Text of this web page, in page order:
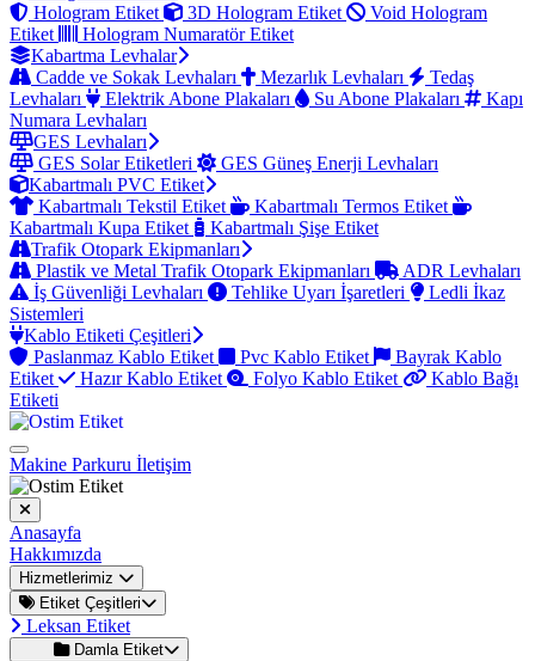
Hologram Etiket
3D Hologram Etiket
Void Hologram
Etiket
Hologram Numaratör Etiket
Kabartma Levhalar
Cadde ve Sokak Levhaları
Mezarlık Levhaları
Tedaş
Levhaları
Elektrik Abone Plakaları Su Abone Plakaları
Kapı
Numara Levhaları
GES Levhaları
GES Solar Etiketleri
GES Güneş Enerji Levhaları
Kabartmalı PVC Etiket
Kabartmalı Tekstil Etiket
Kabartmalı Termos Etiket
Kabartmalı Kupa Etiket
Kabartmalı Şişe Etiket
Trafik Otopark Ekipmanları
Plastik ve Metal Trafik Otopark Ekipmanları
ADR Levhaları
İş Güvenliği Levhaları
Tehlike Uyarı İşaretleri
Ledli İkaz
Sistemleri
Kablo Etiketi Çeşitleri
Paslanmaz Kablo Etiket
Pvc Kablo Etiket
Bayrak Kablo
Etiket
Hazır Kablo Etiket Folyo Kablo Etiket
Kablo Bağı
Etiketi
Makine Parkuru İletişim
Anasayfa
Hakkımızda
Hizmetlerimiz
Etiket Çeşitleri
Leksan Etiket
Damla Etiket